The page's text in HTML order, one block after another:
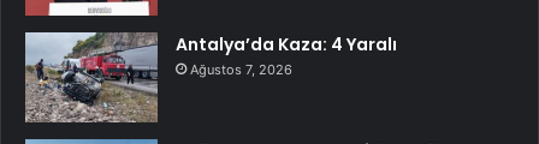
Antalya’da Kaza: 4 Yaralı
Ağustos 7, 2026